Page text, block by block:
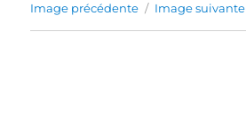
Image précédente Image suivante